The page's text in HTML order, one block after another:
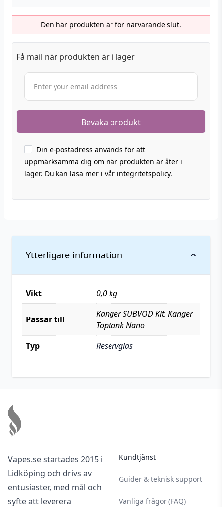
Den här produkten är för närvarande slut.
Få mail när produkten är i lager
Din e-postadress används för att
uppmärksamma dig om när produkten är åter i
lager. Du kan läsa mer i vår integritetspolicy.
Ytterligare information
Vikt 0,0 kg
Passar till
Kanger SUBVOD Kit, Kanger
Toptank Nano
Typ
Reservglas
Vapes.se startades 2015 i
Lidköping och drivs av
entusiaster, med mål och
syfte att leverera
Kundtjänst
Guider & teknisk support
Vanliga frågor (FAQ)